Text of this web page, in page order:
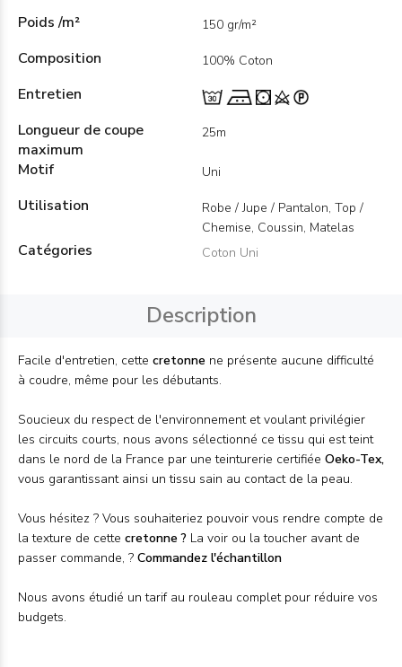
Poids /m² 150 gr/m²
Composition 100% Coton
Entretien
Longueur de coupe
maximum
25m
Motif Uni
Utilisation
Robe / Jupe / Pantalon, Top /
Chemise, Coussin, Matelas
Catégories Coton Uni
Description
Facile d'entretien, cette cretonne ne présente aucune difficulté
à coudre, même pour les débutants.
Soucieux du respect de l'environnement et voulant privilégier
les circuits courts, nous avons sélectionné ce tissu qui est teint
dans le nord de la France par une teinturerie certifiée Oeko-Tex,
vous garantissant ainsi un tissu sain au contact de la peau.
Vous hésitez ? Vous souhaiteriez pouvoir vous rendre compte de
la texture de cette cretonne ? La voir ou la toucher avant de
passer commande, ? Commandez l'échantillon
Nous avons étudié un tarif au rouleau complet pour réduire vos
budgets.